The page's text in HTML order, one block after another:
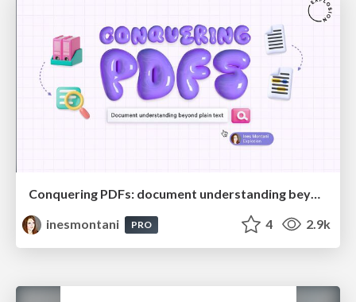
Conquering PDFs: document understanding beyond plain text
inesmontani
PRO 4 2.9k